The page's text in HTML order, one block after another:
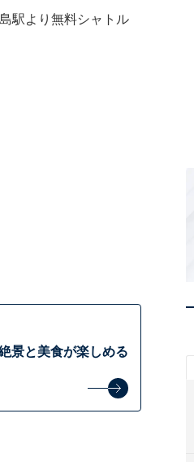
駅より無料シャトル
景と美食が楽しめる